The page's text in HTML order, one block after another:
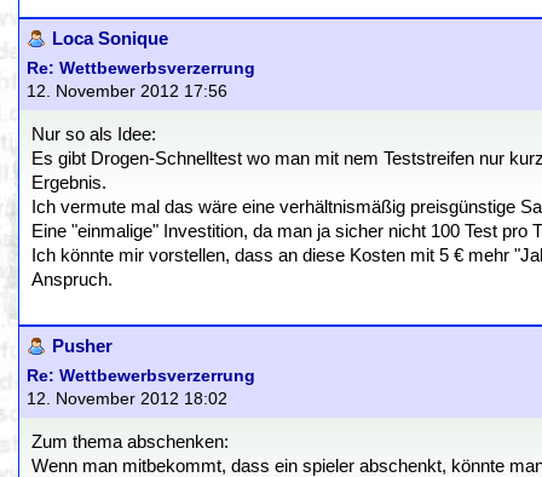
Loca Sonique
Re: Wettbewerbsverzerrung
12. November 2012 17:56
Nur so als Idee:
Es gibt Drogen-Schnelltest wo man mit nem Teststreifen nur
Ergebnis.
Ich vermute mal das wäre eine verhältnismäßig preisgünstige
Eine "einmalige" Investition, da man ja sicher nicht 100 Test
Ich könnte mir vorstellen, dass an diese Kosten mit 5 € mehr
Anspruch.
Pusher
Re: Wettbewerbsverzerrung
12. November 2012 18:02
Zum thema abschenken:
Wenn man mitbekommt, dass ein spieler abschenkt, könnte